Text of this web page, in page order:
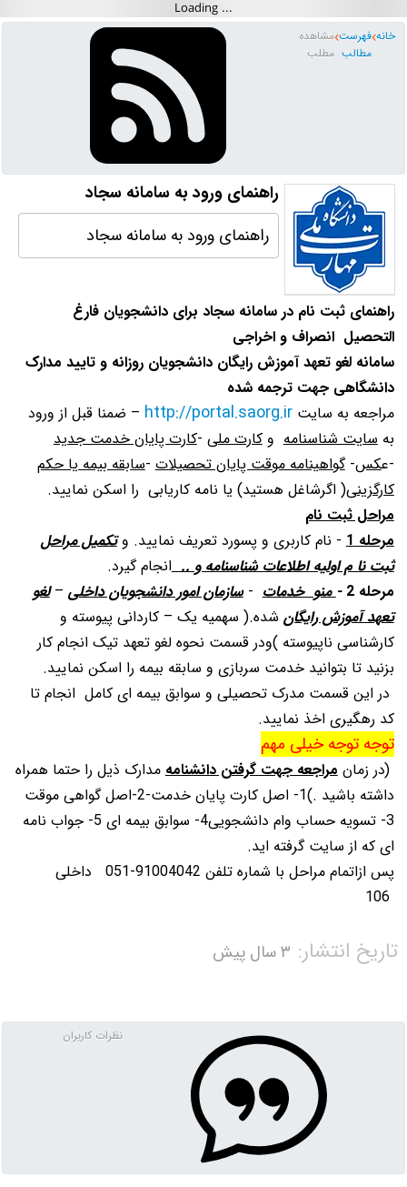
خانه فهرست
مطالب
مشاهده
مطلب
راهنمای ورود به سامانه سجاد
راهنمای ورود به سامانه سجاد
راهنمای ثبت نام در سامانه سجاد برای دانشجویان فارغ
التحصیل انصراف و اخراجی
سامانه لغو تعهد آموزش رایگان دانشجویان روزانه و تایید مدارک
دانشگاهی جهت ترجمه شده
مراجعه به سایتhttp://portal.saorg.ir – ضمنا قبل از ورود
بهسایت شناسنامهوکارت ملی -کارت پایان خدمت جدید
-عکس-گواهینامه موقت پایان تحصیلات-سابقه بیمه یا حکم
کارگزینی( اگرشاغل هستید) یا نامه کاریابی را اسکن نمایید.
مراحل ثبت نام
مرحله 1 - نام کاربری و پسورد تعریف نمایید. وتکمیل مراحل
ثبت نا م اولیه اطلاعات شناسنامه و ..انجام گیرد.
مرحله 2 -منو خدمات-سازمان امور دانشجویان داخلی –لغو
تعهد آموزش رایگان شده.( سهمیه یک – کاردانی پیوسته و
کارشناسی ناپیوسته )ودر قسمت نحوه لغو تعهد تیک انجام کار
بزنید تا بتوانید خدمت سربازی و سابقه بیمه را اسکن نمایید.
در این قسمت مدرک تحصیلی و سوابق بیمه ای کامل انجام تا
کد رهگیری اخذ نمایید.
توجه توجه خیلی مهم
(در زمانمراجعه جهت گرفتن دانشنامهمدارک ذیل را حتما همراه
داشته باشید .)1- اصل کارت پایان خدمت-2-اصل گواهی موقت
3- تسویه حساب وام دانشجویی4- سوابق بیمه ای 5- جواب نامه
ای که از سایت گرفته اید.
پس ازاتمام مراحل با شماره تلفن 91004042-051 داخلی
تاریخ انتشار: ۳ سال پیش
نظرات کاربران